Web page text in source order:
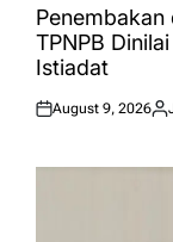
IN
Penembakan
TPNPB
Istiadat
Posted
August 9, 2026